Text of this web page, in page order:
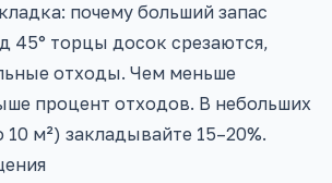
почему больший запас
45° торцы досок срезаются,
отходы. Чем меньше
процент отходов. В небольших
м²) закладывайте 15–20%.